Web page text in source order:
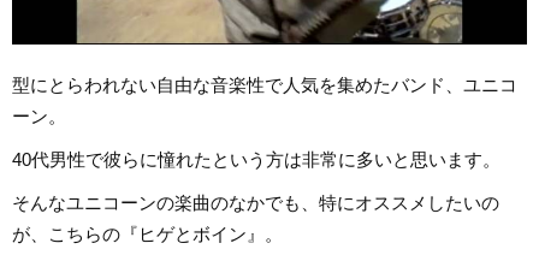
型にとらわれない自由な音楽性で人気を集めたバンド、ユニコ
ーン。
40代男性で彼らに憧れたという方は非常に多いと思います。
そんなユニコーンの楽曲のなかでも、特にオススメしたいの
が、こちらの『ヒゲとボイン』。